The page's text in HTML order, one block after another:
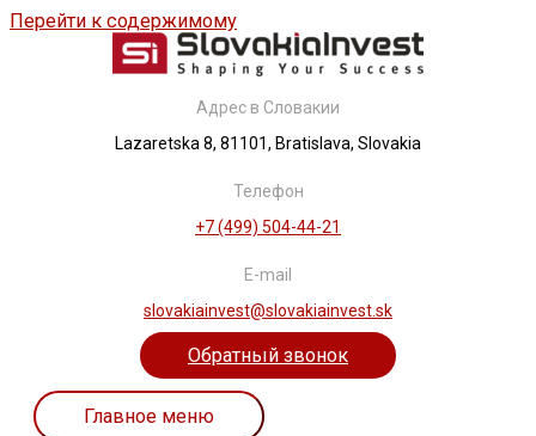
Перейти к содержимому
Адрес в Словакии
Lazaretska 8, 81101, Bratislava, Slovakia
Телефон
+7 (499) 504-44-21
E-mail
slovakiainvest@slovakiainvest.sk
Обратный звонок
Главное меню